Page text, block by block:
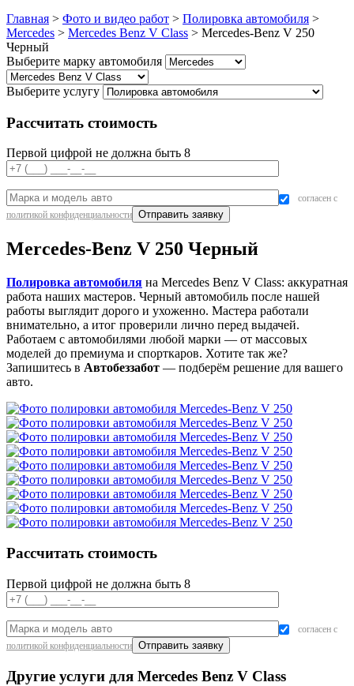
Главная > Фото и видео работ > Полировка автомобиля >
Mercedes > Mercedes Benz V Class > Mercedes-Benz V 250
Черный
Выберите марку автомобиля
Выберите услугу
Рассчитать стоимость
Первой цифрой не должна быть 8
согласен с
политикой конфиденциальности
Mercedes-Benz V 250 Черный
Полировка автомобиля на Mercedes Benz V Class: аккуратная
работа наших мастеров. Черный автомобиль после нашей
работы выглядит дорого и ухоженно. Мастера работали
внимательно, а итог проверили лично перед выдачей.
Работаем с автомобилями любой марки — от массовых
моделей до премиума и спорткаров. Хотите так же?
Запишитесь в Автобеззабот — подберём решение для вашего
авто.
Рассчитать стоимость
Первой цифрой не должна быть 8
согласен с
политикой конфиденциальности
Другие услуги для Mercedes Benz V Class